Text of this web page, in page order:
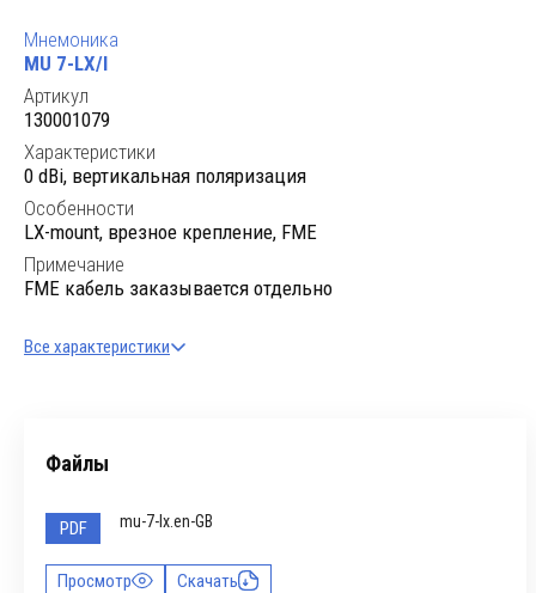
Мнемоника
MU 7-LX/l
Артикул
130001079
Характеристики
0 dBi, вертикальная поляризация
Особенности
LX-mount, врезное крепление, FME
Примечание
FME кабель заказывается отдельно
Все характеристики
Файлы
PDF mu-7-lx.en-GB
Просмотр Скачать